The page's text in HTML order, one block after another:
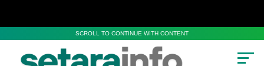
SCROLL TO CONTINUE WITH CONTENT